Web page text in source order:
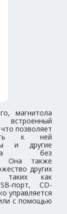
магнитола
позволяет
к ней
и другие
без
Она также
других
таких как
порт, CD-
управляется
с помощью